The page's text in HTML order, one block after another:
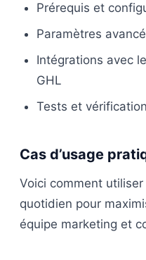
Prérequis et
Paramètres
Intégrations avec
GHL
Tests et
Cas d’usage
Voici comment
quotidien pour
équipe marketing et